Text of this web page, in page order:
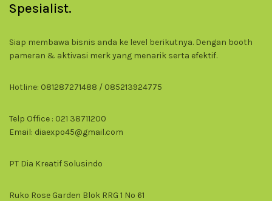
Spesialist.
Siap membawa bisnis anda ke level berikutnya. Dengan booth
pameran & aktivasi merk yang menarik serta efektif.
Hotline: 081287271488 / 085213924775
Telp Office : 021 38711200
Email: diaexpo45@gmail.com
PT Dia Kreatif Solusindo
Ruko Rose Garden Blok RRG 1 No 61